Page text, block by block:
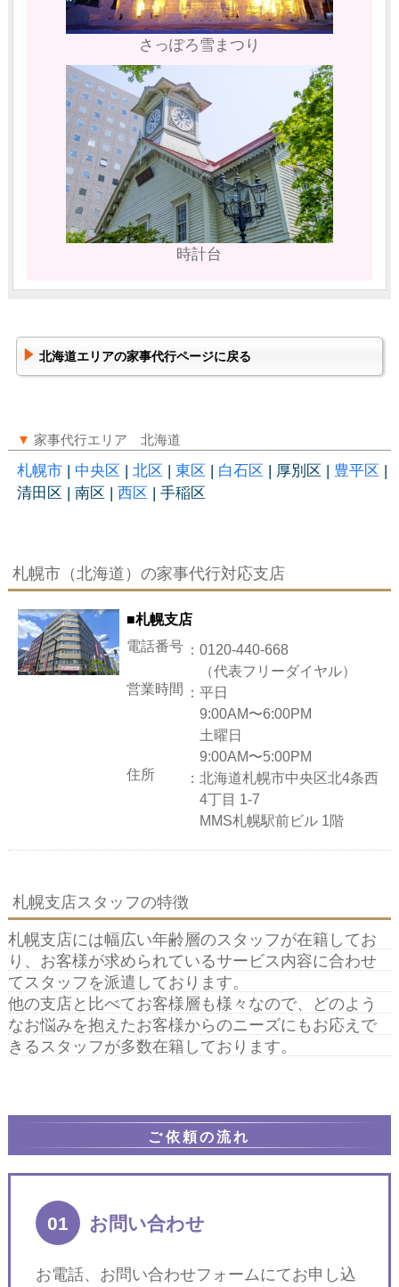
さっぽろ雪まつり
時計台
北海道エリアの家事代行ページに戻る
▼ 家事代行エリア 北海道
札幌市| 中央区 北区 東区 白石区 | 厚別区 | 豊平区
清田区 | 南区 | 西区 | 手稲区
札幌市（北海道）の家事代行対応支店
■札幌支店
電話番号 ：0120-440-668
（代表フリーダイヤル）
営業時間
：平日
9:00AM〜6:00PM
土曜日
9:00AM〜5:00PM
住所
：北海道札幌市中央区北4条西
4丁目 1-7
MMS札幌駅前ビル 1階
札幌支店スタッフの特徴
札幌支店には幅広い年齢層のスタッフが在籍してお
り、お客様が求められているサービス内容に合わせ
てスタッフを派遣しております。
他の支店と比べてお客様層も様々なので、どのよう
なお悩みを抱えたお客様からのニーズにもお応えで
きるスタッフが多数在籍しております。
ご依頼の流れ
01 お問い合わせ
お電話、お問い合わせフォームにてお申し込